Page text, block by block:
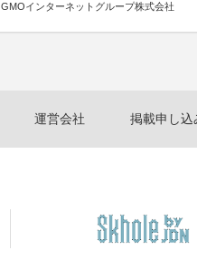
GMOインターネットグループ株式会社
運営会社 掲載申し込